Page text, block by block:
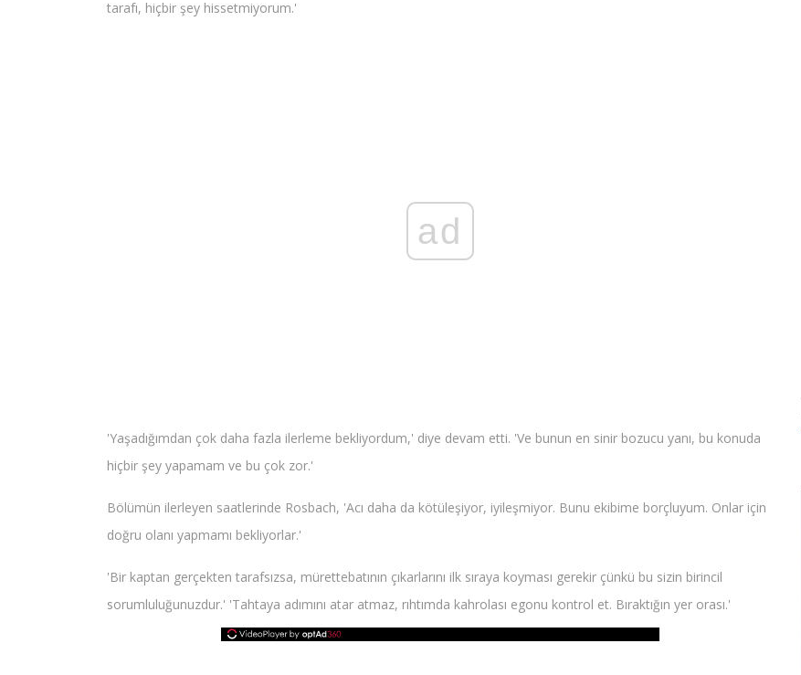
tarafı, hiçbir şey hissetmiyorum.'
ad
'Yaşadığımdan çok daha fazla ilerleme bekliyordum,' diye devam etti. 'Ve bunun en sinir bozucu yanı, bu konuda
hiçbir şey yapamam ve bu çok zor.'
Bölümün ilerleyen saatlerinde Rosbach, 'Acı daha da kötüleşiyor, iyileşmiyor. Bunu ekibime borçluyum. Onlar için
doğru olanı yapmamı bekliyorlar.'
'Bir kaptan gerçekten tarafsızsa, mürettebatının çıkarlarını ilk sıraya koyması gerekir çünkü bu sizin birincil
sorumluluğunuzdur.' 'Tahtaya adımını atar atmaz, rıhtımda kahrolası egonu kontrol et. Bıraktığın yer orası.'